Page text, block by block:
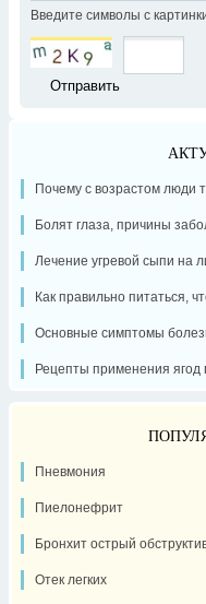
Введите символы с
Почему с возрастом люди
Болят глаза, причины
Лечение угревой сыпи на
Как правильно питаться,
Основные симптомы
Рецепты применения ягод
Пневмония
Пиелонефрит
Бронхит острый
Отек легких